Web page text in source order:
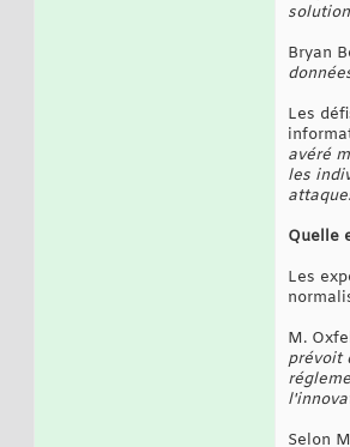
Bryan
Les
avéré
les
Quelle
Les
M.
prévoit
Selon